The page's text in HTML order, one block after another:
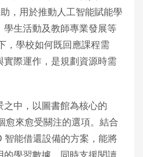
，用於推動人工智能賦能學
學生活動及教師專業發展等
，學校如何既回應課程需
際運作，是規劃資源時需
中，以圖書館為核心的
愈來愈受關注的選項。結合
智能借還設備的方案，能將